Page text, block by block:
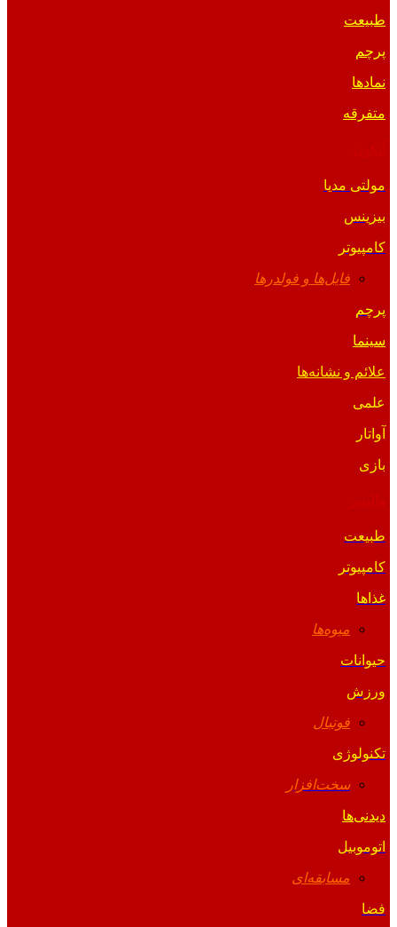
طبیعت
پرچم
نمادها
متفرقه
مولتی مدیا
بیزینس
کامپیوتر
فایل‌ها و فولدرها
پرچم
سینما
علائم و نشانه‌ها
علمی
آواتار
بازی
طبیعت
کامپیوتر
غذاها
میوه‌ها
حیوانات
ورزش
فوتبال
تکنولوژی
سخت‌افزار
دیدنی‌ها
اتوموبیل
مسابقه‌ای
فضا